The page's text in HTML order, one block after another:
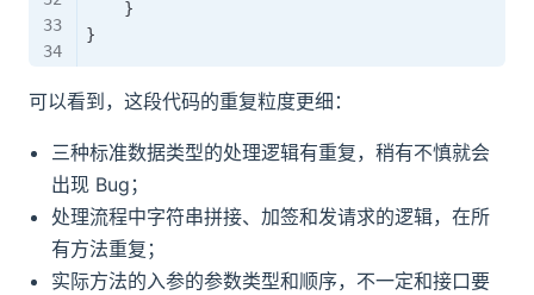
    }
可以看到，这段代码的重复粒度更细：
三种标准数据类型的处理逻辑有重复，稍有不慎就会
出现 Bug；
处理流程中字符串拼接、加签和发请求的逻辑，在所
有方法重复；
实际方法的入参的参数类型和顺序，不一定和接口要